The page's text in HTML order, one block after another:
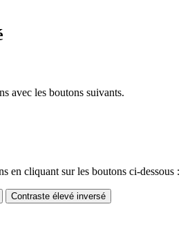
avec les boutons suivants.
en cliquant sur les boutons ci-dessous :
Contraste élevé inversé